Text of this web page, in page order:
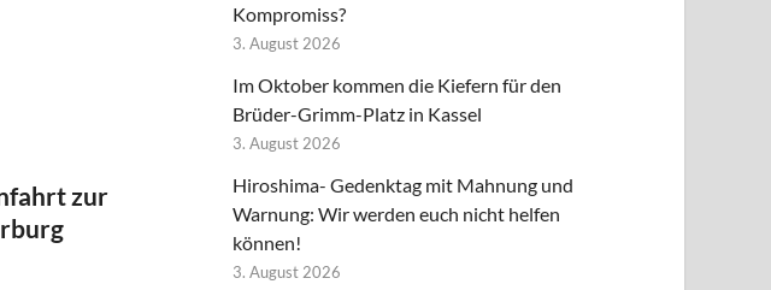
zur
Kompromiss?
3. August 2026
Im Oktober kommen die Kiefern für den
Brüder-Grimm-Platz in Kassel
3. August 2026
Hiroshima- Gedenktag mit Mahnung und
Warnung: Wir werden euch nicht helfen
können!
3. August 2026